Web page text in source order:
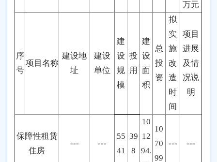
万元
序
号
项目名称
建设地
址
建设
单位
建
设
规
模
投
用
建
设
面
积
总
投
资
拟
实
施
改
造
时
间
项目
进展
及情
况说
明
保障性租赁
住房
--- ---
55
41
39
8
10
12
94.
10
70
99
--- ---